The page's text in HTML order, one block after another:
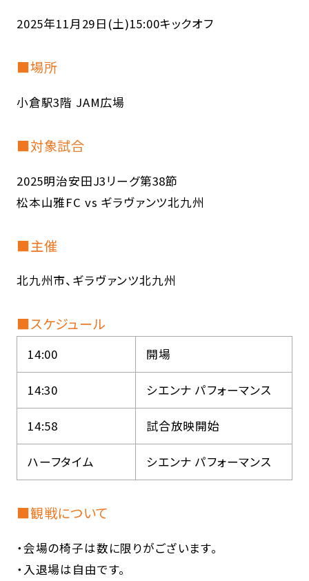
2025年11月29日(土)15:00キックオフ
■場所
小倉駅3階 JAM広場
■対象試合
2025明治安田J3リーグ第38節
松本山雅FC vs ギラヴァンツ北九州
■主催
北九州市、ギラヴァンツ北九州
■スケジュール
14:00 開場
14:30 シエンナ パフォーマンス
14:58 試合放映開始
ハーフタイム シエンナ パフォーマンス
■観戦について
・会場の椅子は数に限りがございます。
・入退場は自由です。